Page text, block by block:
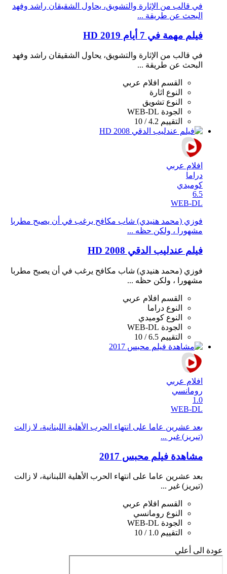
في قالب من اﻹثارة والتشويق، يحاول الشقيقان راشد وفهد
البحث عن طريقة ...
فيلم مهمة في 7 أيام 2019 HD
في قالب من اﻹثارة والتشويق، يحاول الشقيقان راشد وفهد
البحث عن طريقة ...
القسم افلام عربي
النوع اثارة
النوع تشويق
الجودة WEB-DL
التقييم 4.2 / 10
افلام عربي
دراما
كوميدي
6.5
WEB-DL
فوزي (محمد هنيدي) شاب مكافح يرغب في أن يصبح مطربا
مشهورا ، ولكن حظه ...
فيلم عندليب الدقي 2008 HD
فوزي (محمد هنيدي) شاب مكافح يرغب في أن يصبح مطربا
مشهورا ، ولكن حظه ...
القسم
افلام عربي
النوع دراما
النوع كوميدي
الجودة WEB-DL
التقييم 6.5 / 10
افلام عربي
رومانسي
1.0
WEB-DL
بعد عشرين عاما على انتهاء الحرب اﻷهلية اللبنانية، لا زالت
(تيريز) غير ...
مشاهدة فيلم محبس 2017
بعد عشرين عاما على انتهاء الحرب اﻷهلية اللبنانية، لا زالت
(تيريز) غير ...
القسم
افلام عربي
النوع رومانسي
الجودة WEB-DL
التقييم 1.0 / 10
عودة الى أعلي